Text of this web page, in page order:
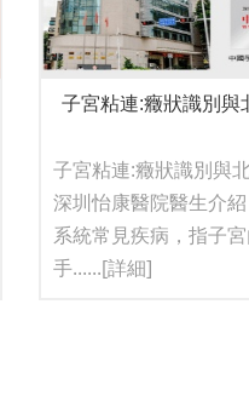
子宮粘連:癥狀識別與
子宮粘連:癥狀識別與
深圳怡康醫院醫生介
系統常見疾病，指子
手......[詳細]